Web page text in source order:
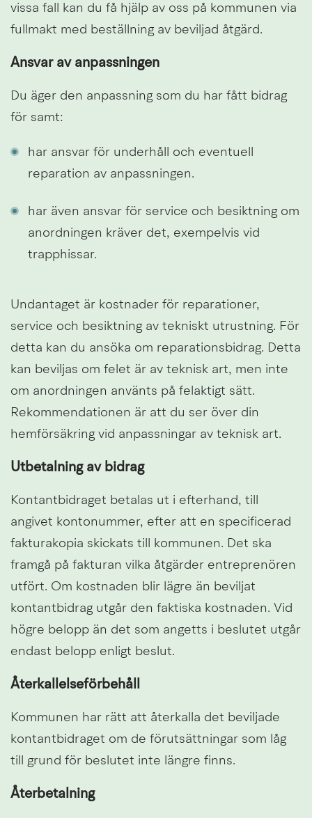
vissa fall kan du få hjälp av oss på kommunen via
fullmakt med beställning av beviljad åtgärd.
Ansvar av anpassningen
Du äger den anpassning som du har fått bidrag
för samt:
har ansvar för underhåll och eventuell
reparation av anpassningen.
har även ansvar för service och besiktning om
anordningen kräver det, exempelvis vid
trapphissar.
Undantaget är kostnader för reparationer,
service och besiktning av tekniskt utrustning. För
detta kan du ansöka om reparationsbidrag. Detta
kan beviljas om felet är av teknisk art, men inte
om anordningen använts på felaktigt sätt.
Rekommendationen är att du ser över din
hemförsäkring vid anpassningar av teknisk art.
Utbetalning av bidrag
Kontantbidraget betalas ut i efterhand, till
angivet kontonummer, efter att en specificerad
fakturakopia skickats till kommunen. Det ska
framgå på fakturan vilka åtgärder entreprenören
utfört. Om kostnaden blir lägre än beviljat
kontantbidrag utgår den faktiska kostnaden. Vid
högre belopp än det som angetts i beslutet utgår
endast belopp enligt beslut.
Återkallelseförbehåll
Kommunen har rätt att återkalla det beviljade
kontantbidraget om de förutsättningar som låg
till grund för beslutet inte längre finns.
Återbetalning